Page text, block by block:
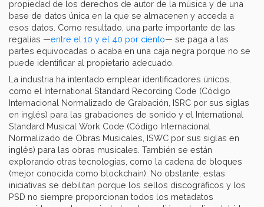
propiedad de los derechos de autor de la música y de una
base de datos única en la que se almacenen y acceda a
esos datos. Como resultado, una parte importante de las
regalías —entre el 10 y el 40 por ciento— se paga a las
partes equivocadas o acaba en una caja negra porque no se
puede identificar al propietario adecuado.
La industria ha intentado emplear identificadores únicos,
como el International Standard Recording Code (Código
Internacional Normalizado de Grabación, ISRC por sus siglas
en inglés) para las grabaciones de sonido y el International
Standard Musical Work Code (Código Internacional
Normalizado de Obras Musicales, ISWC por sus siglas en
inglés) para las obras musicales. También se están
explorando otras tecnologías, como la cadena de bloques
(mejor conocida como blockchain). No obstante, estas
iniciativas se debilitan porque los sellos discográficos y los
PSD no siempre proporcionan todos los metadatos